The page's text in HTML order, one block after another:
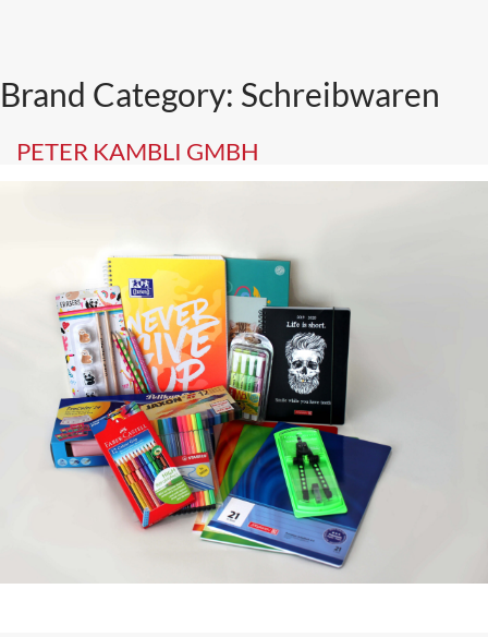
Brand Category: Schreibwaren
PETER KAMBLI GMBH